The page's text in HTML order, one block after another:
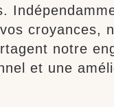
croyances,
notre
et une